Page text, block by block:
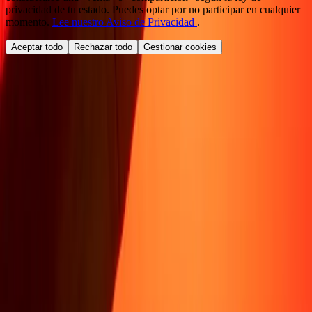
privacidad de tu estado. Puedes optar por no participar en cualquier
momento. Lee nuestro Aviso de Privacidad .
Aceptar todo Rechazar todo Gestionar cookies